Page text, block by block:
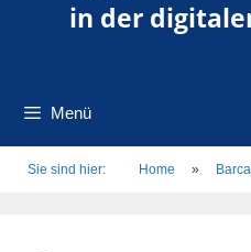
in der
Menü
Sie sind hier: Home »